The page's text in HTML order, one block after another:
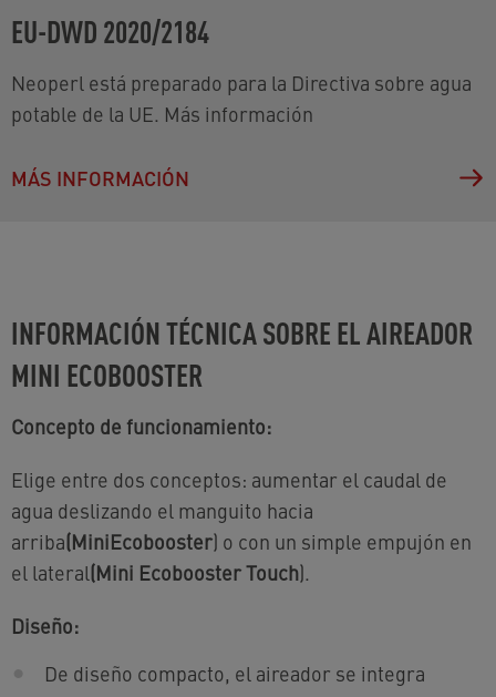
EU-DWD 2020/2184
Neoperl está preparado para la Directiva sobre agua
potable de la UE. Más información
MÁS INFORMACIÓN
INFORMACIÓN TÉCNICA SOBRE EL AIREADOR
MINI ECOBOOSTER
Concepto de funcionamiento:
Elige entre dos conceptos: aumentar el caudal de
agua deslizando el manguito hacia
arriba(MiniEcobooster) o con un simple empujón en
el lateral(Mini Ecobooster Touch).
Diseño:
De diseño compacto, el aireador se integra